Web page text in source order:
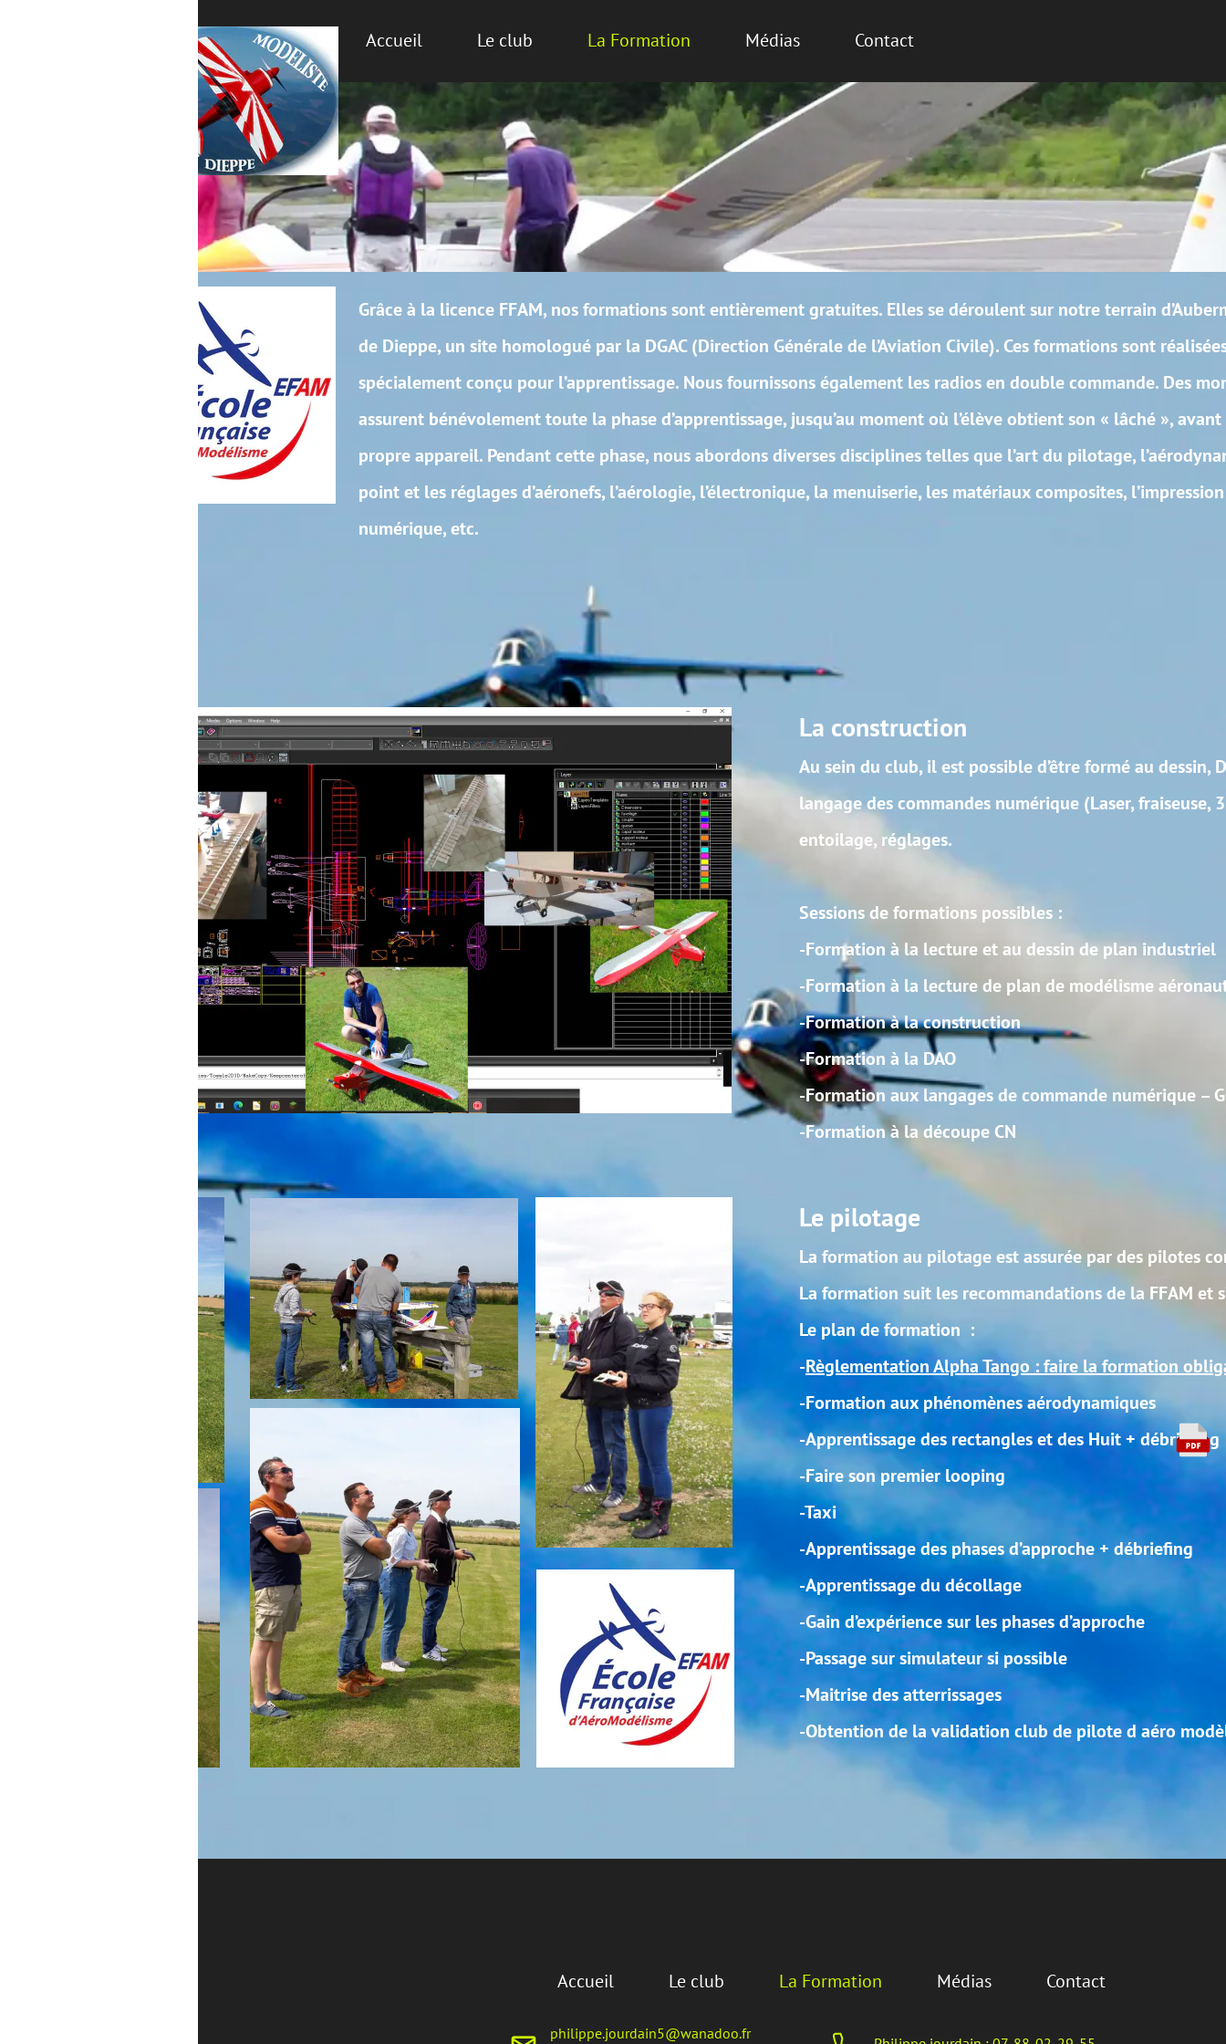
Accueil Le club La Formation Médias Contact
La Formation Médias Contact
philippe.jourdain5@wanadoo.fr
Grâce à la licence FFAM, nos formations sont entièrement gratuites. Elles se déroulent sur notre terrain d’Aubermesnil Beaumais, près
de Dieppe, un site homologué par la DGAC (Direction Générale de l’Aviation Civile). Ces formations sont réalisées sur un avion club
spécialement conçu pour l’apprentissage. Nous fournissons également les radios en double commande. Des moniteurs diplômés
assurent bénévolement toute la phase d’apprentissage, jusqu’au moment où l’élève obtient son « lâché », avant de voler sur son
propre appareil. Pendant cette phase, nous abordons diverses disciplines telles que l’art du pilotage, l’aérodynamique, la mise au
point et les réglages d’aéronefs, l’aérologie, l’électronique, la menuiserie, les matériaux composites, l’impression 3D, la découpe
La construction
Au sein du club, il est possible d’être formé au dessin, DAO, découpe et
langage des commandes numérique (Laser, fraiseuse, 3D…) assemblage,
entoilage, réglages.
Sessions de formations possibles :
-Formation à la lecture et au dessin de plan industriel
-Formation à la lecture de plan de modélisme aéronautique
-Formation à la construction
-Formation à la DAO
-Formation aux langages de commande numérique – GCODE
-Formation à la découpe CN
La formation au pilotage est assurée par des pilotes confirmés ainsi que
La formation suit les recommandations de la FFAM et s’effectuera sur avion
Le plan de formation :
-Règlementation Alpha Tango : faire la formation obligatoire
-Formation aux phénomènes aérodynamiques
-Apprentissage des rectangles et des Huit + débriefing
-Faire son premier looping
-Taxi
-Apprentissage des phases d’approche + débriefing
-Apprentissage du décollage
-Gain d’expérience sur les phases d’approche
-Passage sur simulateur si possible
-Maitrise des atterrissages
-Obtention de la validation club de pilote d aéro modèle
4,3
Mo